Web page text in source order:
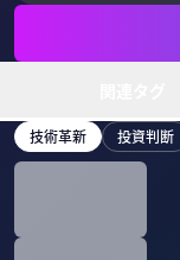
技術革新 投資判断